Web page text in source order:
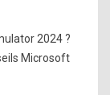
2024 ?
Microsoft